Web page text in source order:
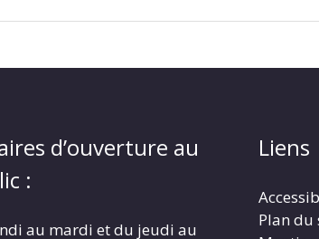
d’ouverture au
:
au mardi et du jeudi au
Liens
Plan du